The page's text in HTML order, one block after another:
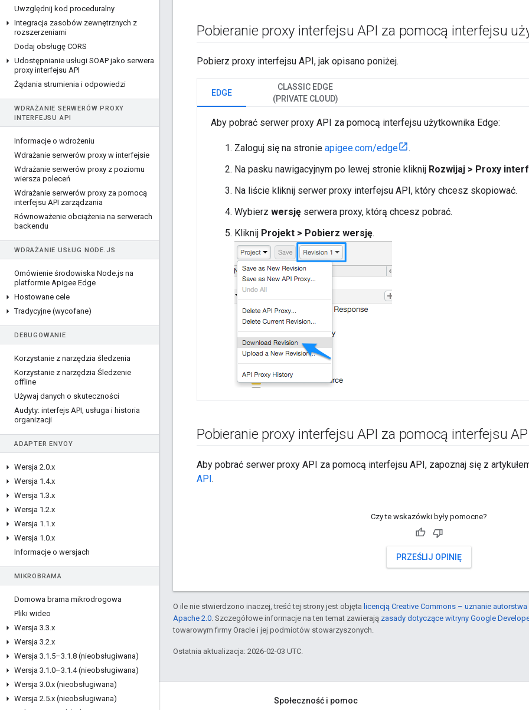
Uwzględnij kod proceduralny
Integracja zasobów zewnętrznych z
rozszerzeniami
Dodaj obsługę CORS
Udostępnianie usługi SOAP jako serwera
proxy interfejsu API
Żądania strumienia i odpowiedzi
WDRAŻANIE SERWERÓW PROXY
INTERFEJSU API
Informacje o wdrożeniu
Wdrażanie serwerów proxy w interfejsie
Wdrażanie serwerów proxy z poziomu
wiersza poleceń
Wdrażanie serwerów proxy za pomocą
interfejsu API zarządzania
Równoważenie obciążenia na serwerach
backendu
WDRAŻANIE USŁUG NODE. JS
Omówienie środowiska Node.js na
platformie Apigee Edge
Hostowane cele
Tradycyjne (wycofane)
DEBUGOWANIE
Korzystanie z narzędzia śledzenia
Korzystanie z narzędzia Śledzenie
offline
Używaj danych o skuteczności
Audyty: interfejs API, usługa i historia
organizacji
ADAPTER ENVOY
Wersja 2.0.x
Wersja 1 .4.x
Wersja 1 .3.x
Wersja 1 .2.x
Wersja 1 .1 .x
Wersja 1 .0.x
Informacje o wersjach
MIKROBRAMA
Domowa brama mikrodrogowa
Pliki wideo
Wersja 3.3.x
Wersja 3.2.x
Wersja 3.1 .5–3.1 .8 (nieobsługiwana)
Wersja 3.1 .0–3.1 .4 (nieobsługiwana)
Wersja 3.0.x (nieobsługiwana)
Wersja 2.5.x (nieobsługiwana)
Pobieranie proxy interfejsu API za pomocą interfejsu
Pobierz proxy interfejsu API, jak opisano poniżej.
EDGE
CLASSIC EDGE
(PRIVATE CLOUD)
Aby pobrać serwer proxy API za pomocą interfejsu użytkownika Edge:
Zaloguj się na stronie apigee.com/edge
.
Na pasku nawigacyjnym po lewej stronie kliknij Rozwijaj > Proxy
Na liście kliknij serwer proxy interfejsu API, który chcesz skopiować.
Wybierz wersję serwera proxy, którą chcesz pobrać.
Kliknij Projekt > Pobierz wersję.
Pobieranie proxy interfejsu API za pomocą interfejsu
Aby pobrać serwer proxy API za pomocą interfejsu API, zapoznaj się z
API.
Czy te wskazówki były pomocne?
PRZEŚLIJ OPINIĘ
O ile nie stwierdzono inaczej, treść tej strony jest objęta licencją Creative Commons – uznanie autorstwa
Apache 2.0. Szczegółowe informacje na ten temat zawierają zasady dotyczące witryny Google
towarowym firmy Oracle i jej podmiotów stowarzyszonych.
Ostatnia aktualizacja: 2026-02-03 UTC.
Apigee – informacje Społeczność i pomoc